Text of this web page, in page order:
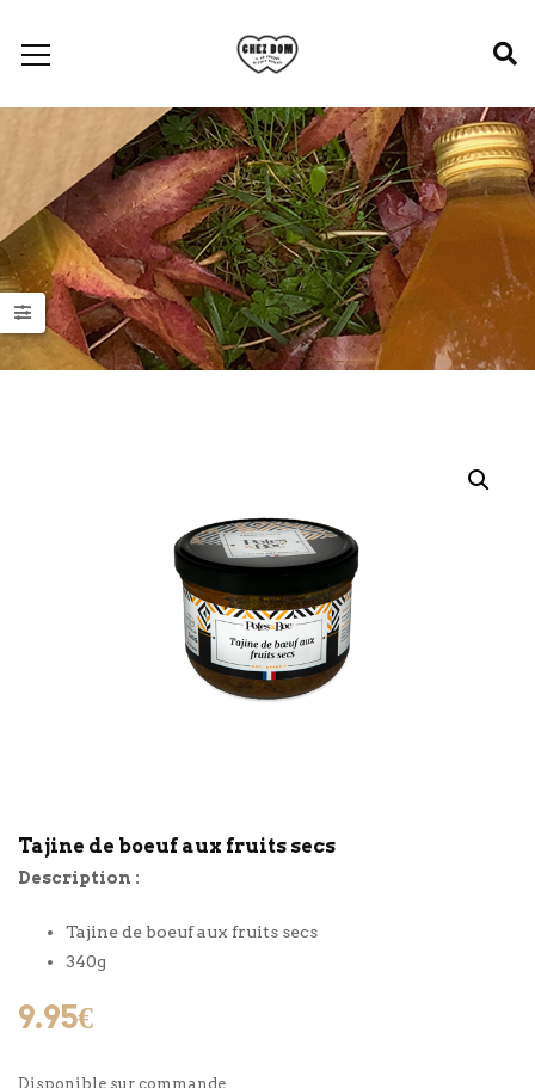
Tajine de boeuf aux fruits secs
Description :
Tajine de boeuf aux fruits secs
340g
9.95€
Disponible sur commande